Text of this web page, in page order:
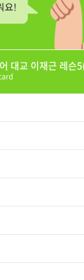
대교 이재근 레슨